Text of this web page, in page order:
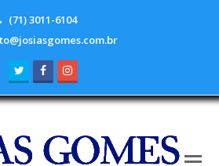
(71) 3011-6104
TwitterFacebook